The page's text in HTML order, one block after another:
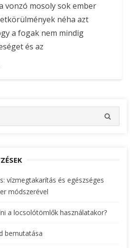
vonzó mosoly sok ember
néha azt
a fogak nem mindig
és az
E
vízmegtakarítás és egészséges
módszerével
a locsolótömlők használatakor?
bemutatása